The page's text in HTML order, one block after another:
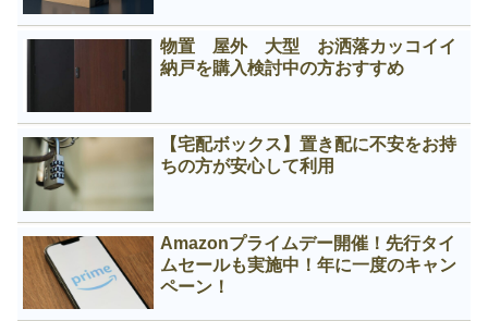
物置 屋外 大型 お洒落カッコイイ
納戸を購入検討中の方おすすめ
【宅配ボックス】置き配に不安をお持
ちの方が安心して利用
Amazonプライムデー開催！先行タイ
ムセールも実施中！年に一度のキャン
ペーン！